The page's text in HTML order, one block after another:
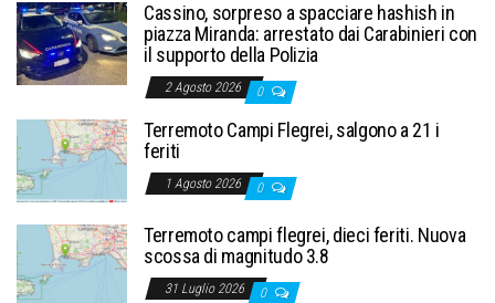
Cassino, sorpreso a spacciare hashish in
piazza Miranda: arrestato dai Carabinieri con
il supporto della Polizia
2 Agosto 2026 0
Terremoto Campi Flegrei, salgono a 21 i
feriti
1 Agosto 2026 0
Terremoto campi flegrei, dieci feriti. Nuova
scossa di magnitudo 3.8
31 Luglio 2026 0